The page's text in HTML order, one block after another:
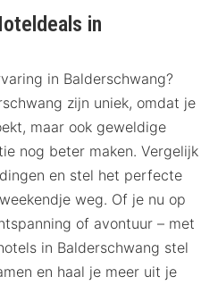
in
in Balderschwang?
zijn uniek, omdat je
maar ook geweldige
nog beter maken. Vergelijk
en stel het perfecte
weg. Of je nu op
of avontuur – met
in Balderschwang stel
en haal je meer uit je